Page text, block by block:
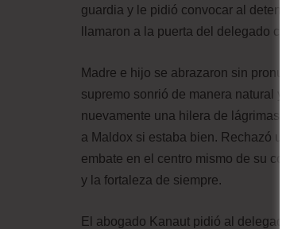
guardia y le pidió convocar al
llamaron a la puerta del delegado
Madre e hijo se abrazaron sin
supremo sonrió de manera natural
nuevamente una hilera de lágrimas
a Maldox si estaba bien. Rechazó
embate en el centro mismo de su
y la fortaleza de siempre.
El abogado Kanaut pidió al